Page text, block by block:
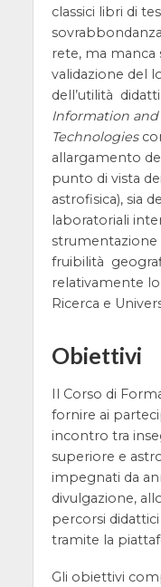
classici libri di
rete, ma manca
validazione del
dell’utilità
Information
Technologies
allargamento
punto di vista
astrofisica), sia
laboratoriali
strumentazione
fruibilità
relativamente
Ricerca e
Obiettivi
Il Corso di
fornire ai
incontro tra
superiore e
impegnati da
divulgazione,
percorsi
tramite la
Gli obiettivi